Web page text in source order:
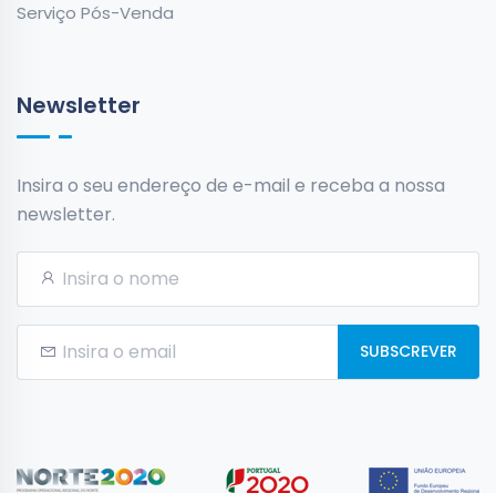
Serviço Pós-Venda
Newsletter
Insira o seu endereço de e-mail e receba a nossa
newsletter.
SUBSCREVER